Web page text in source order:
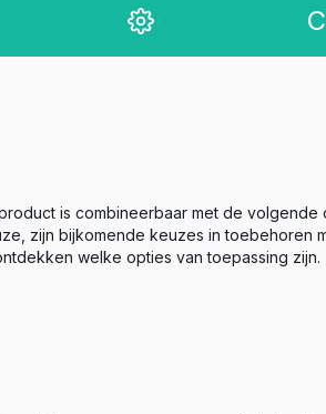
is combineerbaar met de
zijn bijkomende keuzes in toebehoren
welke opties van toepassing zijn.